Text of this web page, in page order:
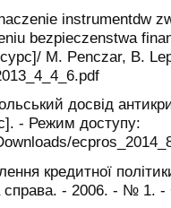
instrumentdw
bezpieczenstwa
M. Penczar, B.
досвід
- Режим доступу:
кредитної
справа. - 2006. - № 1.